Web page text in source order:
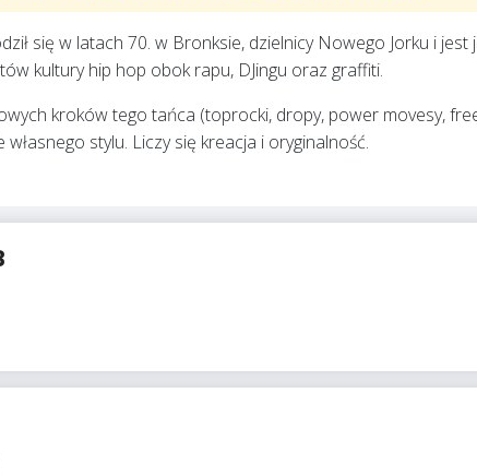
się w latach 70. w Bronksie, dzielnicy Nowego Jorku i jest
kultury hip hop obok rapu, DJingu oraz graffiti.
kroków tego tańca (toprocki, dropy, power movesy,
stylu. Liczy się kreacja i oryginalność.